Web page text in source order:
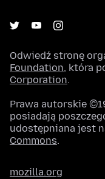
Odwiedź stronę
Foundation, która
Corporation.
Prawa autorskie
posiadają
udostępniana jest
Commons.
mozilla.org